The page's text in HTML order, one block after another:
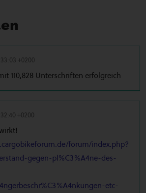
+0200
110,828 Unterschriften erfolgreich
+0200
forum/index.php?
gegen-pl%C3%A4ne-des-
etc-